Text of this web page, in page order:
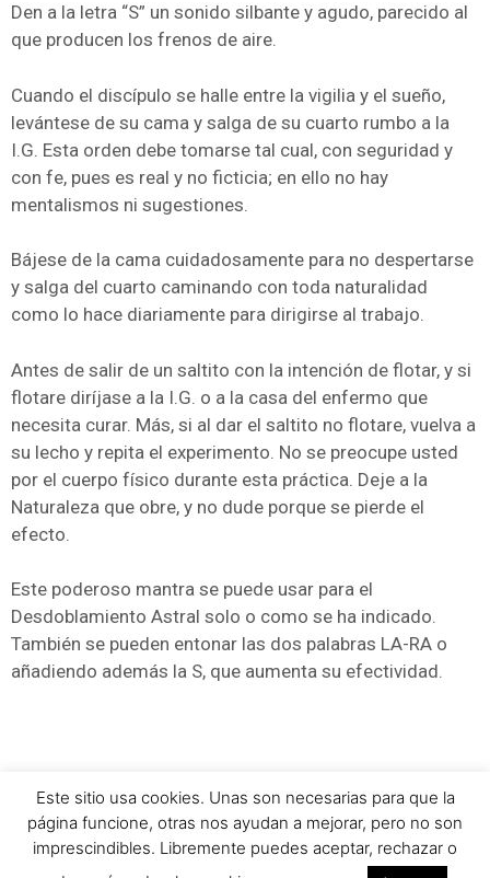
Den a la letra “S” un sonido silbante y agudo, parecido al
que producen los frenos de aire.
Cuando el discípulo se halle entre la vigilia y el sueño,
levántese de su cama y salga de su cuarto rumbo a la
I.G. Esta orden debe tomarse tal cual, con seguridad y
con fe, pues es real y no ficticia; en ello no hay
mentalismos ni sugestiones.
Bájese de la cama cuidadosamente para no despertarse
y salga del cuarto caminando con toda naturalidad
como lo hace diariamente para dirigirse al trabajo.
Antes de salir de un saltito con la intención de flotar, y si
flotare diríjase a la I.G. o a la casa del enfermo que
necesita curar. Más, si al dar el saltito no flotare, vuelva a
su lecho y repita el experimento. No se preocupe usted
por el cuerpo físico durante esta práctica. Deje a la
Naturaleza que obre, y no dude porque se pierde el
efecto.
Este poderoso mantra se puede usar para el
Desdoblamiento Astral solo o como se ha indicado.
También se pueden entonar las dos palabras LA-RA o
añadiendo además la S, que aumenta su efectividad.
©2026 - CIAG - Todos los derechos reservados
Este sitio usa cookies. Unas son necesarias para que la
página funcione, otras nos ayudan a mejorar, pero no son
imprescindibles. Libremente puedes aceptar, rechazar o